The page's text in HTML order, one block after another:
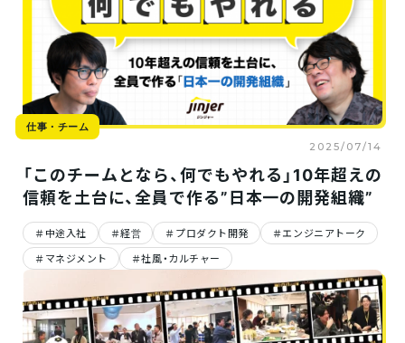
仕事・チーム
2025/07/14
「このチームとなら、何でもやれる」10年超えの
信頼を土台に、全員で作る”日本一の開発組織”
中途入社 経営 プロダクト開発
エンジニアトーク
マネジメント
社風・カルチャー